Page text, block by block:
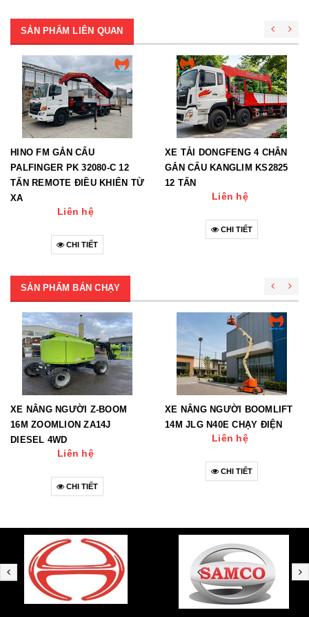
SẢN PHẨM LIÊN QUAN
HINO FM GẮN CẨU
PALFINGER PK 32080-C 12
TẤN REMOTE ĐIỀU KHIỂN TỪ
XA
Liên hệ
CHI TIẾT
XE TẢI DONGFENG 4 CHÂN
GẮN CẨU KANGLIM KS2825
12 TẤN
Liên hệ
CHI TIẾT
SẢN PHẨM BÁN CHẠY
XE NÂNG NGƯỜI Z-BOOM
16M ZOOMLION ZA14J
DIESEL 4WD
Liên hệ
CHI TIẾT
XE NÂNG NGƯỜI BOOMLIFT
14M JLG N40E CHẠY ĐIỆN
Liên hệ
CHI TIẾT